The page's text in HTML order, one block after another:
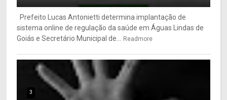
Prefeito Lucas Antonietti determina implantação de
sistema online de regulação da saúde em Águas Lindas de
Goiás e Secretário Municipal de... Readmore
3